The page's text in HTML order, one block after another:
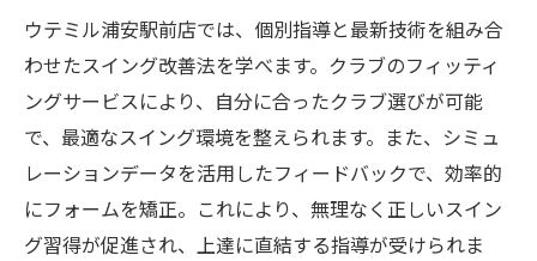
ウテミル浦安駅前店では、個別指導と最新技術を組み合
わせたスイング改善法を学べます。クラブのフィッティ
ングサービスにより、自分に合ったクラブ選びが可能
で、最適なスイング環境を整えられます。また、シミュ
レーションデータを活用したフィードバックで、効率的
にフォームを矯正。これにより、無理なく正しいスイン
グ習得が促進され、上達に直結する指導が受けられま